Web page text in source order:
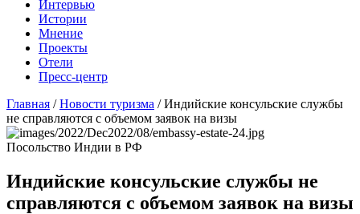
Интервью
Истории
Мнение
Проекты
Отели
Пресс-центр
Главная /Новости туризма /Индийские консульские службы
не справляются с объемом заявок на визы
Посольство Индии в РФ
Индийские консульские службы не
справляются с объемом заявок на визы